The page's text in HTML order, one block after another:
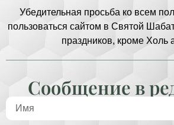
Убедительная просьба ко всем
пользоваться сайтом в Святой
праздников, кроме Холь
Сообщение в